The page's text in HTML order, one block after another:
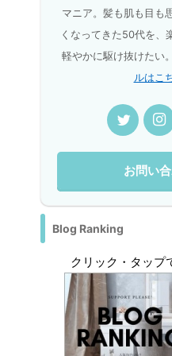
マニア。髪も肌も目も
くなってきた50代を、
軽やかに駆け抜けたい。
ルはこ
お問い
Blog Ranking
クリック・タップ